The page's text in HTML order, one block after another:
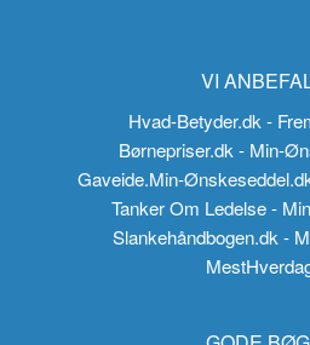
VI
Hvad-Betyder.dk-
Børnepriser.dk - Min-
Gaveide.Min-
Tanker Om Ledelse-
Slankehåndbogen.dk -